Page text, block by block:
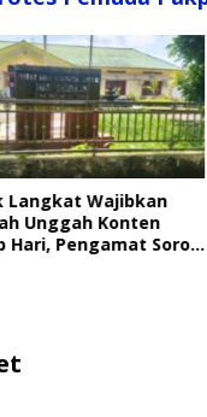
Soroti
Kawasan
KGLTL,